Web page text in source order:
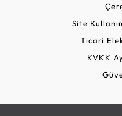
Site
Ticari
KVKK